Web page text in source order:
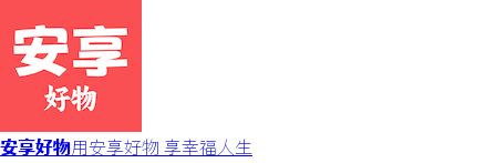
安享好物用安享好物 享幸福人生